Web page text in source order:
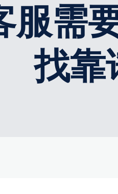
服需
找靠